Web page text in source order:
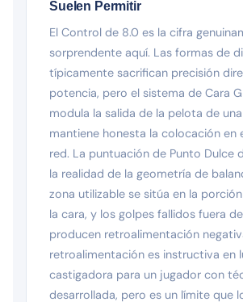
Suelen Permitir
El Control de 8.0 es la cifra
sorprendente aquí. Las formas de
típicamente sacrifican precisión
potencia, pero el sistema de Cara
modula la salida de la pelota de
mantiene honesta la colocación en
red. La puntuación de Punto Dulce
la realidad de la geometría de
zona utilizable se sitúa en la
la cara, y los golpes fallidos fuera
producen retroalimentación
retroalimentación es instructiva en
castigadora para un jugador con
desarrollada, pero es un límite que